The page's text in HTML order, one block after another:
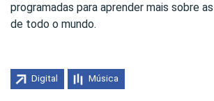
programadas para aprender mais sobre
de todo o mundo.
Digital Música